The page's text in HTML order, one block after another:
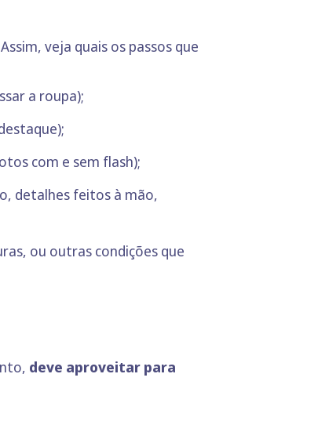
veja quais os passos que
a roupa);
com e sem flash);
detalhes feitos à mão,
ou outras condições que
deve aproveitar para